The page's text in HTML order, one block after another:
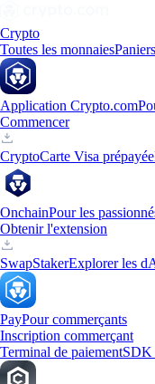
Crypto
Toutes les monnaiesPaniers
Application Crypto.com
Commencer
CryptoCarte Visa prépayée
OnchainPour les
Obtenir l'extension
SwapStakerExplorer les
PayPour commerçants
Inscription commerçant
Terminal de paiementSDK